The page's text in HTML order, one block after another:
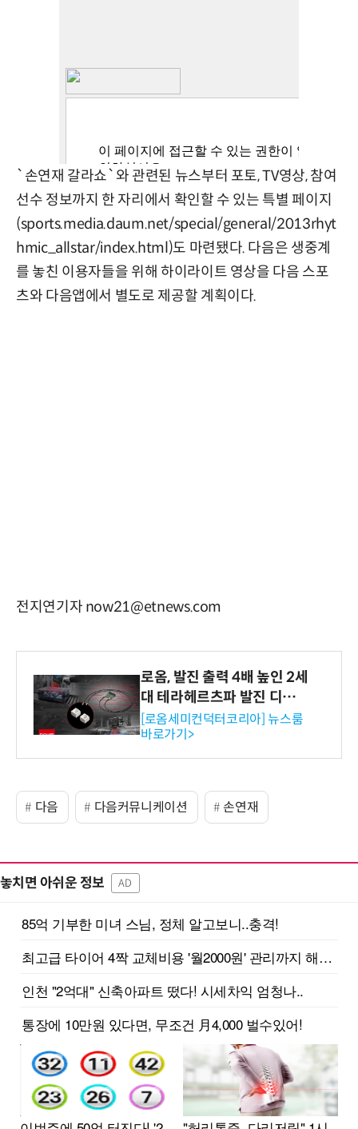
`손연재 갈라쇼`와 관련된 뉴스부터 포토, TV영상, 참여
선수 정보까지 한 자리에서 확인할 수 있는 특별 페이지
(sports.media.daum.net/special/general/2013rhyt
hmic_allstar/index.html)도 마련됐다. 다음은 생중계
를 놓친 이용자들을 위해 하이라이트 영상을 다음 스포
츠와 다음앱에서 별도로 제공할 계획이다.
전지연기자 now21@etnews.com
로옴, 발진 출력 4배 높인 2세
대 테라헤르츠파 발진 디바이
스 개발
[로옴세미컨덕터코리아] 뉴스룸
바로가기>
다음 다음커뮤니케이션 손연재
놓치면 아쉬운 정보 AD